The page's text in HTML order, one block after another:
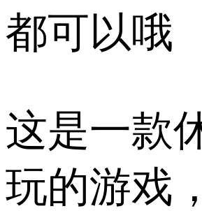
都可以哦
这是一款
玩的游戏